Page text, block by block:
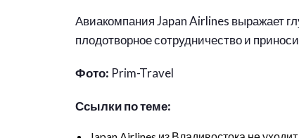
Авиакомпания Japan Airlines выражает
плодотворное сотрудничество и
Фото: Prim-Travel
Ссылки по теме: